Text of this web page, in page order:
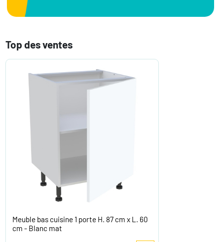
Top des ventes
Meuble bas cuisine 1 porte H. 87 cm x L. 60
cm - Blanc mat